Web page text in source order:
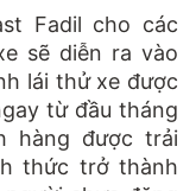
Fadil cho các
sẽ diễn ra vào
lái thử xe được
từ đầu tháng
hàng được trải
thức trở thành